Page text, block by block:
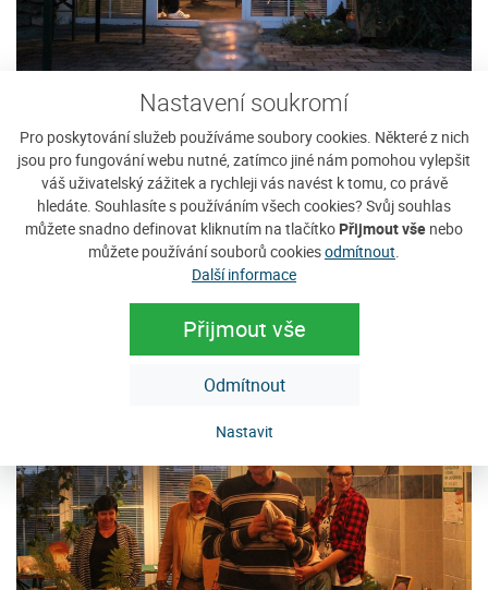
Nastavení soukromí
Pro poskytování služeb používáme soubory cookies. Některé z nich
jsou pro fungování webu nutné, zatímco jiné nám pomohou vylepšit
váš uživatelský zážitek a rychleji vás navést k tomu, co právě
hledáte. Souhlasíte s používáním všech cookies? Svůj souhlas
můžete snadno definovat kliknutím na tlačítko Přijmout vše nebo
můžete používání souborů cookiesodmítnout
Další informace
Přijmout vše
Odmítnout
Nastavit